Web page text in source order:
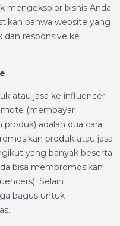
mengeksplor bisnis Anda.
bahwa website yang
dan responsive ke
atau jasa ke influencer
(membayar
adalah dua cara
produk atau jasa
yang banyak beserta
bisa mempromosikan
Selain
bagus untuk